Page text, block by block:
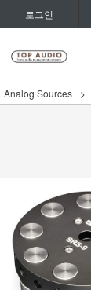
로그인
Analog Sources